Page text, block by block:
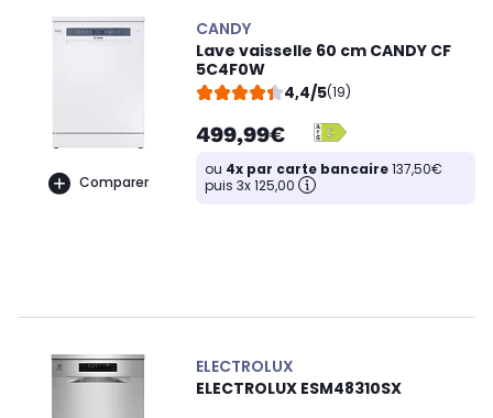
Comparer
CANDY
Lave vaisselle 60 cm CANDY CF
5C4F0W
4,4/5(19)
499,99€
ou 4x par carte bancaire137,50€
puis 3x 125,00
ELECTROLUX
ELECTROLUX ESM48310SX